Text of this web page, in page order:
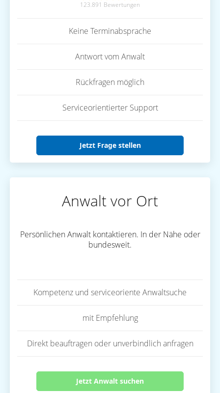
123.891 Bewertungen
Keine Terminabsprache
Antwort vom Anwalt
Rückfragen möglich
Serviceorientierter Support
Jetzt Frage stellen
Anwalt vor Ort
Persönlichen Anwalt kontaktieren. In der Nähe oder
bundesweit.
Kompetenz und serviceoriente Anwaltsuche
mit Empfehlung
Direkt beauftragen oder unverbindlich anfragen
Jetzt Anwalt suchen